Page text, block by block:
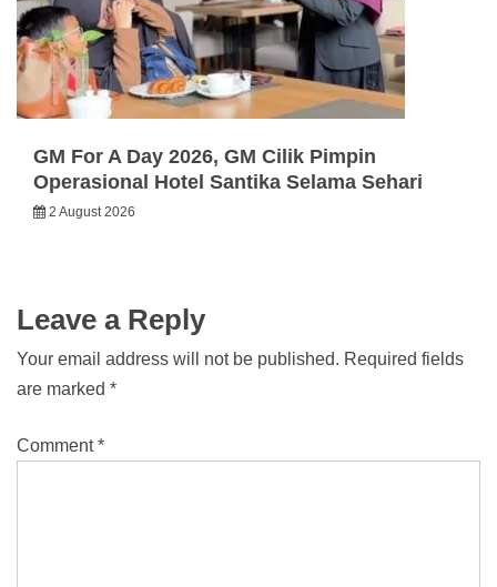
GM For A Day 2026, GM Cilik Pimpin
Operasional Hotel Santika Selama Sehari
2 August 2026
Leave a Reply
Your email address will not be published. Required fields
are marked *
Comment*